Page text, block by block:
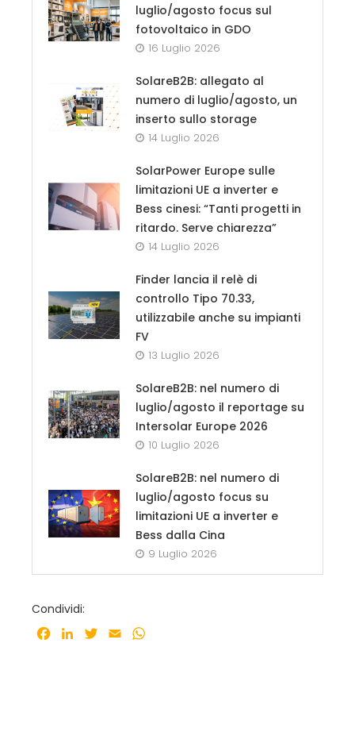
luglio/agosto focus sul
fotovoltaico in GDO
16 Luglio 2026
SolareB2B: allegato al
numero di luglio/agosto, un
inserto sullo storage
14 Luglio 2026
SolarPower Europe sulle
limitazioni UE a inverter e
Bess cinesi: “Tanti progetti in
ritardo. Serve chiarezza”
14 Luglio 2026
Finder lancia il relè di
controllo Tipo 70.33,
utilizzabile anche su impianti
FV
13 Luglio 2026
SolareB2B: nel numero di
luglio/agosto il reportage su
Intersolar Europe 2026
10 Luglio 2026
SolareB2B: nel numero di
luglio/agosto focus su
limitazioni UE a inverter e
Bess dalla Cina
9 Luglio 2026
Condividi:
Facebook
LinkedInTwitter
Email